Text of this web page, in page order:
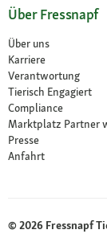
Über Fressnapf
Über uns
Karriere
Verantwortung
Tierisch Engagiert
Compliance
Marktplatz Partner
Presse
Anfahrt
© 2026 Fressnapf